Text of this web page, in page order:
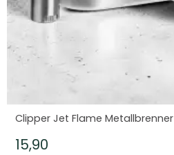
Clipper Jet Flame Metallbrenner
15,90